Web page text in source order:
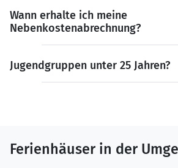
Wann erhalte ich meine
Nebenkostenabrechnung?
Jugendgruppen unter 25 Jahren?
Ferienhäuser in der